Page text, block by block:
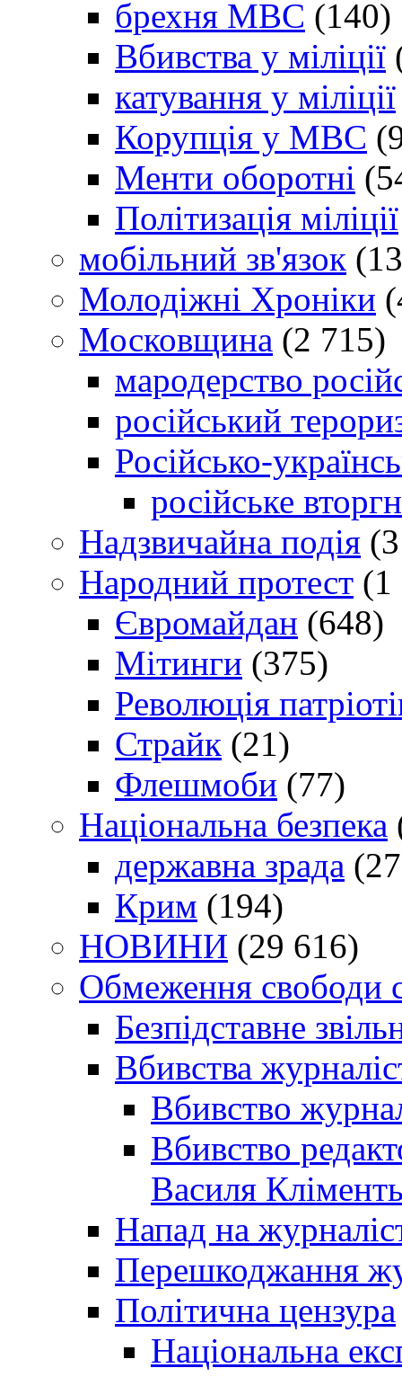
брехня МВС (140)
Вбивства у міліції
катування у міліції
Корупція у МВС
Менти оборотні
Політизація міліції
мобільний зв'язок
Молодіжні Хроніки
Московщина (2 715)
мародерство
російський
Російсько-
російське
Надзвичайна подія
Народний протест (1
Євромайдан (648)
Мітинги (375)
Революція
Страйк (21)
Флешмоби (77)
Національна безпека
державна зрада
Крим (194)
НОВИНИ (29 616)
Обмеження свободи
Безпідставне
Вбивства
Вбивство
Вбивство
Василя
Напад на
Перешкоджання
Політична цензура
Національна